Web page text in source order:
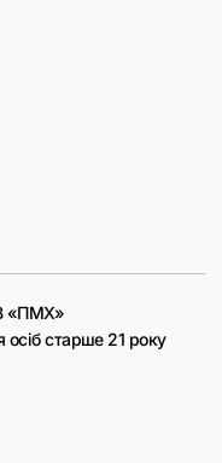
«ПМХ»
осіб старше 21 року